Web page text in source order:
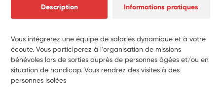
Description Informations pratiques
Vous intégrerez une équipe de salariés dynamique et à votre
écoute. Vous participerez à l'organisation de missions
bénévoles lors de sorties auprès de personnes âgées et/ou en
situation de handicap. Vous rendrez des visites à des
personnes isolées